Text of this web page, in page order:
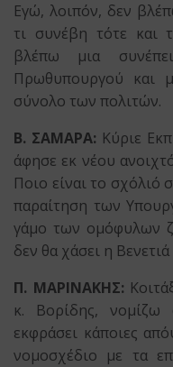
Εγώ, λοιπόν, δεν
τι συνέβη τότε και
βλέπω μια
Πρωθυπουργού και
σύνολο των πολιτών.
Β. ΣΑΜΑΡΑ: Κύριε
άφησε εκ νέου
Ποιο είναι το σχόλιό
παραίτηση των
γάμο των ομόφυλων
δεν θα χάσει η
Π. ΜΑΡΙΝΑΚΗΣ:
κ. Βορίδης,
εκφράσει κάποιες
νομοσχέδιο με τα